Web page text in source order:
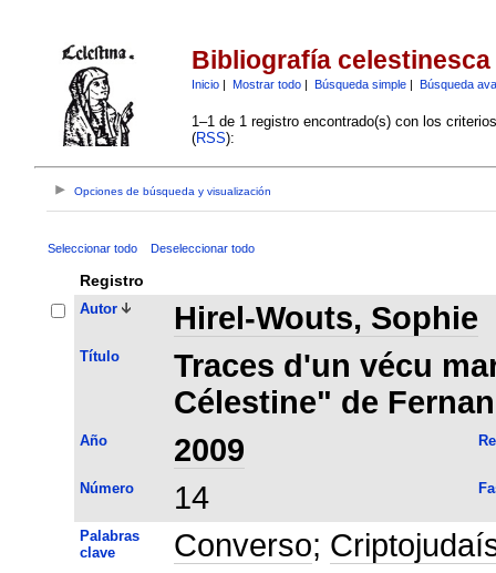
Bibliografía celestinesca
Inicio| Mostrar todo| Búsqueda simple| Búsqueda
1–1 de 1 registro encontrado(s) con los
(RSS):
Opciones de búsqueda y visualización
Seleccionar todo Deseleccionar todo
Registro
Autor Hirel-Wouts, Sophie
Título
Traces d'un vécu
Célestine" de
Año 2009
Número 14
Palabras
clave
Converso;